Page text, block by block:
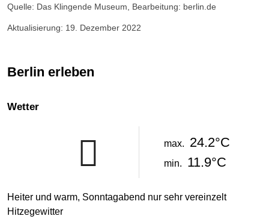
Quelle: Das Klingende Museum, Bearbeitung: berlin.de
Aktualisierung: 19. Dezember 2022
Berlin erleben
Wetter
max. 24.2°C
min. 11.9°C
Heiter und warm, Sonntagabend nur sehr vereinzelt
Hitzegewitter